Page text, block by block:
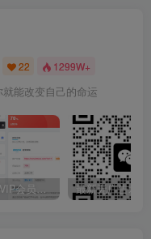
22 1299W+
能改变自己的命运
开通百盟网VIP会员，尊享全站资源免费下载，享70%的推广提成！！【限时五折优惠】